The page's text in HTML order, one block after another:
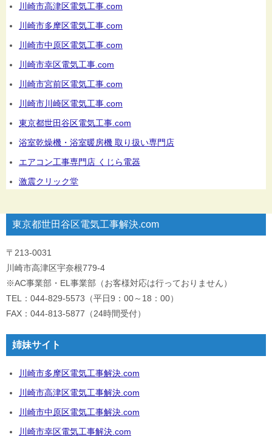
川崎市高津区電気工事.com
川崎市多摩区電気工事.com
川崎市中原区電気工事.com
川崎市幸区電気工事.com
川崎市宮前区電気工事.com
川崎市川崎区電気工事.com
東京都世田谷区電気工事.com
浴室乾燥機・浴室暖房機 取り扱い専門店
エアコン工事専門店 くじら電器
激震クリック堂
東京都世田谷区電気工事解決.com
〒213-0031
川崎市高津区宇奈根779-4
※AC事業部・EL事業部（お客様対応は行っておりません）
TEL：044-829-5573（平日9：00～18：00）
FAX：044-813-5877（24時間受付）
姉妹サイト
川崎市多摩区電気工事解決.com
川崎市高津区電気工事解決.com
川崎市中原区電気工事解決.com
川崎市幸区電気工事解決.com